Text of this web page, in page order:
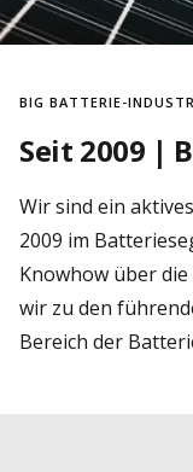
BIG BATTERIE-
Seit 2009 |
Wir sind ein
2009 im
Knowhow über
wir zu den
Bereich der